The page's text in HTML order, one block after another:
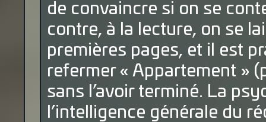
de convaincre si on se
contre, à la lecture, on se
premières pages, et il est
refermer « Appartement »
sans l’avoir terminé. La
l’intelligence générale du